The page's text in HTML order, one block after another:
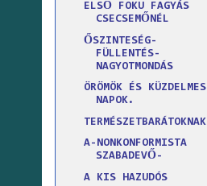
ELSŐ FOKU FAGYÁS
CSECSEMŐNÉL
ŐSZINTESÉG-
FÜLLENTÉS-
NAGYOTMONDÁS
ÖRÖMÖK ÉS KÜZDELMES
NAPOK.
TERMÉSZETBARÁTOKNAK
A-NONKONFORMISTA
SZABADEVŐ-
A KIS HAZUDÓS